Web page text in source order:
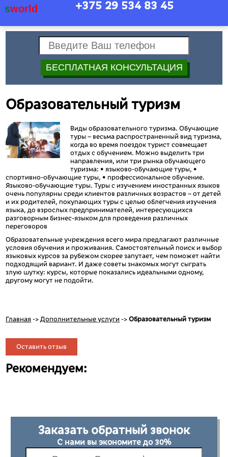
sworld +375 29 534 83 45
Образовательный туризм
Виды образовательного туризма. Обучающие
туры – весьма распространенный вид туризма,
когда во время поездок турист совмещает
отдых с обучением. Можно выделить три
направления, или три рынка обучающего
туризма: • языково-обучающие туры, •
спортивно-обучающие туры, • профессиональное обучение.
Языково-обучающие туры. Туры с изучением иностранных языков
очень популярны среди клиентов различных возрастов – от детей
и их родителей, покупающих туры с целью облегчения изучения
языка, до взрослых предпринимателей, интересующихся
разговорным бизнес-языком для проведения различных
переговоров
Образовательные учреждения всего мира предлагают различные
условия обучения и проживания. Самостоятельный поиск и выбор
языковых курсов за рубежом скорее запутает, чем поможет найти
подходящий вариант. И даже советы знакомых могут сыграть
злую шутку: курсы, которые показались идеальными одному,
другому могут не подойти.
Главная ->Дополнительные услуги ->Образовательный туризм
Оставить отзыв
Рекомендуем:
Заказать обратный звонок
С нами вы экономите до 30%